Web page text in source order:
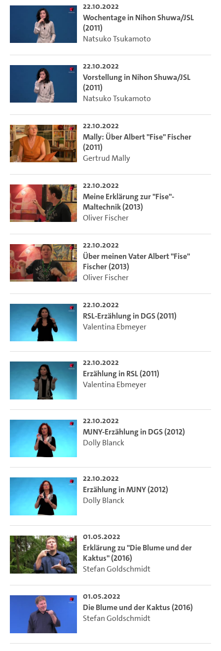
22.10.2022
Wochentage in Nihon Shuwa/JSL
(2011)
Natsuko Tsukamoto
22.10.2022
Vorstellung in Nihon Shuwa/JSL
(2011)
Natsuko Tsukamoto
22.10.2022
Mally: Über Albert "Fise" Fischer
(2011)
Gertrud Mally
22.10.2022
Meine Erklärung zur "Fise"-
Maltechnik (2013)
Oliver Fischer
22.10.2022
Über meinen Vater Albert "Fise"
Fischer (2013)
Oliver Fischer
22.10.2022
RSL-Erzählung in DGS (2011)
Valentina Ebmeyer
22.10.2022
Erzählung in RSL (2011)
Valentina Ebmeyer
22.10.2022
MJNY-Erzählung in DGS (2012)
Dolly Blanck
22.10.2022
Erzählung in MJNY (2012)
Dolly Blanck
01.05.2022
Erklärung zu "Die Blume und der
Kaktus" (2016)
Stefan Goldschmidt
01.05.2022
Die Blume und der Kaktus (2016)
Stefan Goldschmidt